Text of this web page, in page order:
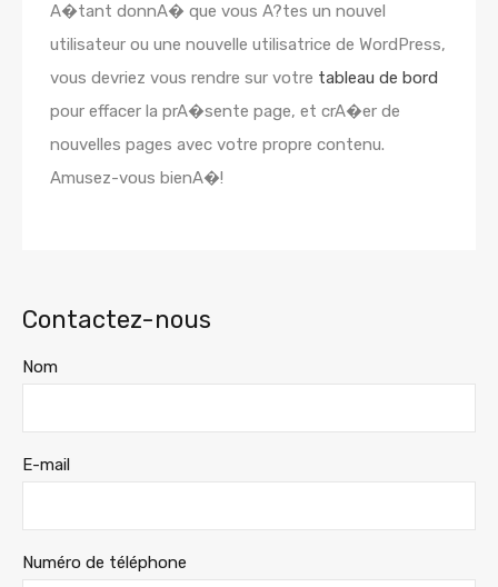
A�tant donnA� que vous A?tes un nouvel
utilisateur ou une nouvelle utilisatrice de WordPress,
vous devriez vous rendre sur votre tableau de bord
pour effacer la prA�sente page, et crA�er de
nouvelles pages avec votre propre contenu.
Amusez-vous bienA�!
Contactez-nous
Nom
E-mail
Numéro de téléphone